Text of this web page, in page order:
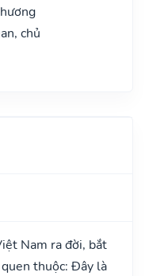
chủ
Nam ra đời, bắt
thuộc: Đây là